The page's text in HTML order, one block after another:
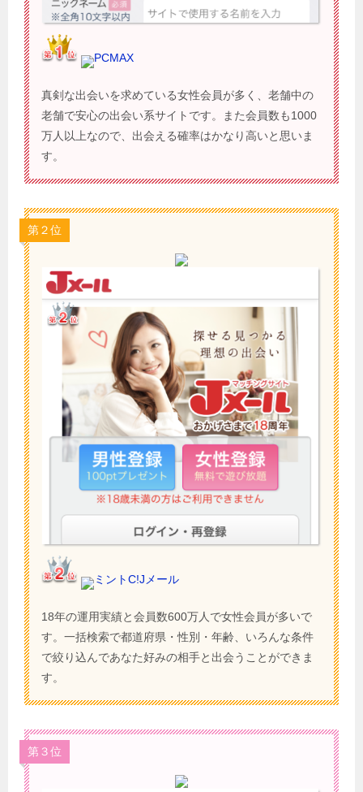
PCMAX
真剣な出会いを求めている女性会員が多く、老舗中の
老舗で安心の出会い系サイトです。また会員数も1000
万人以上なので、出会える確率はかなり高いと思いま
す。
第２位
ミントC!Jメール
18年の運用実績と会員数600万人で女性会員が多いで
す。一括検索で都道府県・性別・年齢、いろんな条件
で絞り込んであなた好みの相手と出会うことができま
す。
第３位